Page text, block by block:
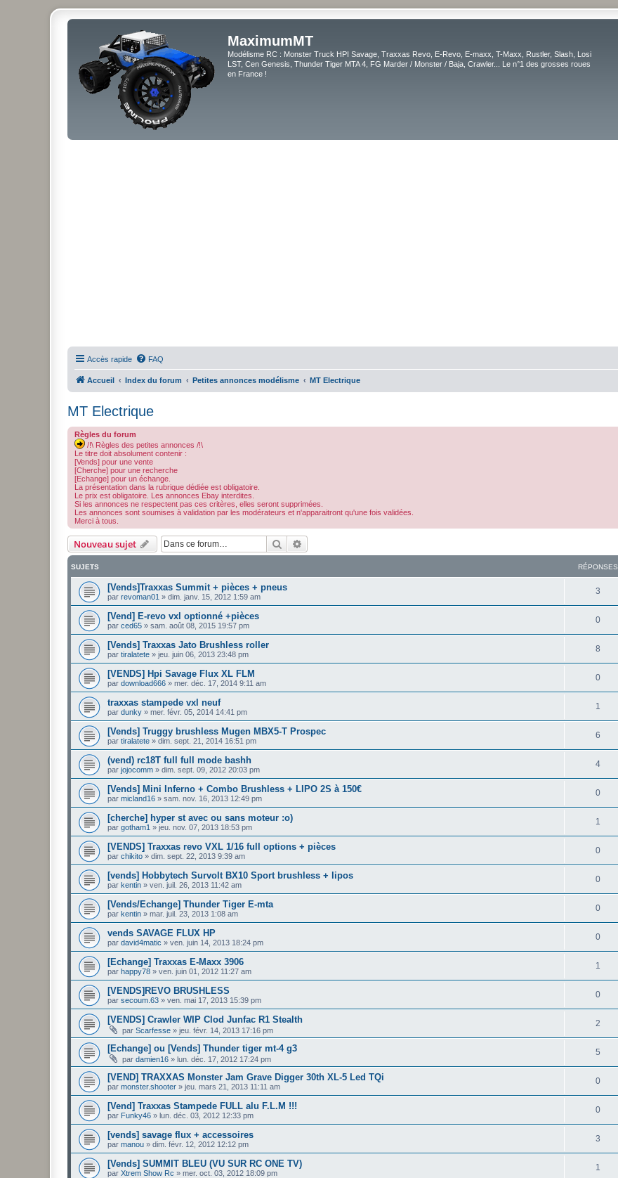
MaximumMT
Modélisme RC : Monster Truck HPI Savage, Traxxas Revo, E-Revo, E-maxx, T-Maxx, Rustler, Slash, Losi
LST, Cen Genesis, Thunder Tiger MTA 4, FG Marder / Monster / Baja, Crawler... Le n°1 des grosses roues
en France !
Accès rapide FAQ
Accueil Index du forum Petites annonces modélisme MT Electrique
MT Electrique
Règles du forum
/!\ Règles des petites annonces /!\
Le titre doit absolument contenir :
[Vends] pour une vente
[Cherche] pour une recherche
[Echange] pour un échange.
La présentation dans la rubrique dédiée est obligatoire.
Le prix est obligatoire. Les annonces Ebay interdites.
Si les annonces ne respectent pas ces critères, elles seront supprimées.
Les annonces sont soumises à validation par les modérateurs et n'apparaitront qu'une fois validées.
Merci à tous.
Nouveau sujet Rechercher
SUJETS RÉPONSES
[Vends]Traxxas Summit + pièces + pneus
par revoman01 » dim. janv. 15, 2012 1:59 am
3
[Vend] E-revo vxl optionné +pièces
par ced65 » sam. août 08, 2015 19:57 pm
0
[Vends] Traxxas Jato Brushless roller
par tiralatete » jeu. juin 06, 2013 23:48 pm
8
[VENDS] Hpi Savage Flux XL FLM
par download666 » mer. déc. 17, 2014 9:11 am
0
traxxas stampede vxl neuf
par dunky » mer. févr. 05, 2014 14:41 pm
1
[Vends] Truggy brushless Mugen MBX5-T Prospec
par tiralatete » dim. sept. 21, 2014 16:51 pm
6
(vend) rc18T full full mode bashh
par jojocomm » dim. sept. 09, 2012 20:03 pm
4
[Vends] Mini Inferno + Combo Brushless + LIPO 2S à 150€
par micland16 » sam. nov. 16, 2013 12:49 pm
0
[cherche] hyper st avec ou sans moteur :o)
par gotham1 » jeu. nov. 07, 2013 18:53 pm
1
[VENDS] Traxxas revo VXL 1/16 full options + pièces
par chikito » dim. sept. 22, 2013 9:39 am
0
[vends] Hobbytech Survolt BX10 Sport brushless + lipos
par kentin » ven. juil. 26, 2013 11:42 am
0
[Vends/Echange] Thunder Tiger E-mta
par kentin » mar. juil. 23, 2013 1:08 am
0
vends SAVAGE FLUX HP
par david4matic » ven. juin 14, 2013 18:24 pm
0
[Echange] Traxxas E-Maxx 3906
par happy78 » ven. juin 01, 2012 11:27 am
1
[VENDS]REVO BRUSHLESS
par secoum.63 » ven. mai 17, 2013 15:39 pm
0
[VENDS] Crawler WIP Clod Junfac R1 Stealth
par Scarfesse » jeu. févr. 14, 2013 17:16 pm
2
[Echange] ou [Vends] Thunder tiger mt-4 g3
par damien16 » lun. déc. 17, 2012 17:24 pm
5
[VEND] TRAXXAS Monster Jam Grave Digger 30th XL-5 Led TQi
par monster.shooter » jeu. mars 21, 2013 11:11 am
0
[Vend] Traxxas Stampede FULL alu F.L.M !!!
par Funky46 » lun. déc. 03, 2012 12:33 pm
0
[vends] savage flux + accessoires
par manou » dim. févr. 12, 2012 12:12 pm
3
[Vends] SUMMIT BLEU (VU SUR RC ONE TV)
par Xtrem Show Rc » mer. oct. 03, 2012 18:09 pm
1